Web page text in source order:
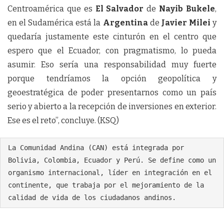
Centroamérica que es El Salvador de Nayib Bukele,
en el Sudamérica está la Argentinade Javier Milei y
quedaría justamente este cinturón en el centro que
espero que el Ecuador, con pragmatismo, lo pueda
asumir. Eso sería una responsabilidad muy fuerte
porque tendríamos la opción geopolítica y
geoestratégica de poder presentarnos como un país
serio y abierto a la recepción de inversiones en exterior.
Ese es el reto”, concluye. (KSQ)
La Comunidad Andina (CAN) está integrada por
Bolivia, Colombia, Ecuador y Perú. Se define como un
organismo internacional, líder en integración en el
continente, que trabaja por el mejoramiento de la
calidad de vida de los ciudadanos andinos.